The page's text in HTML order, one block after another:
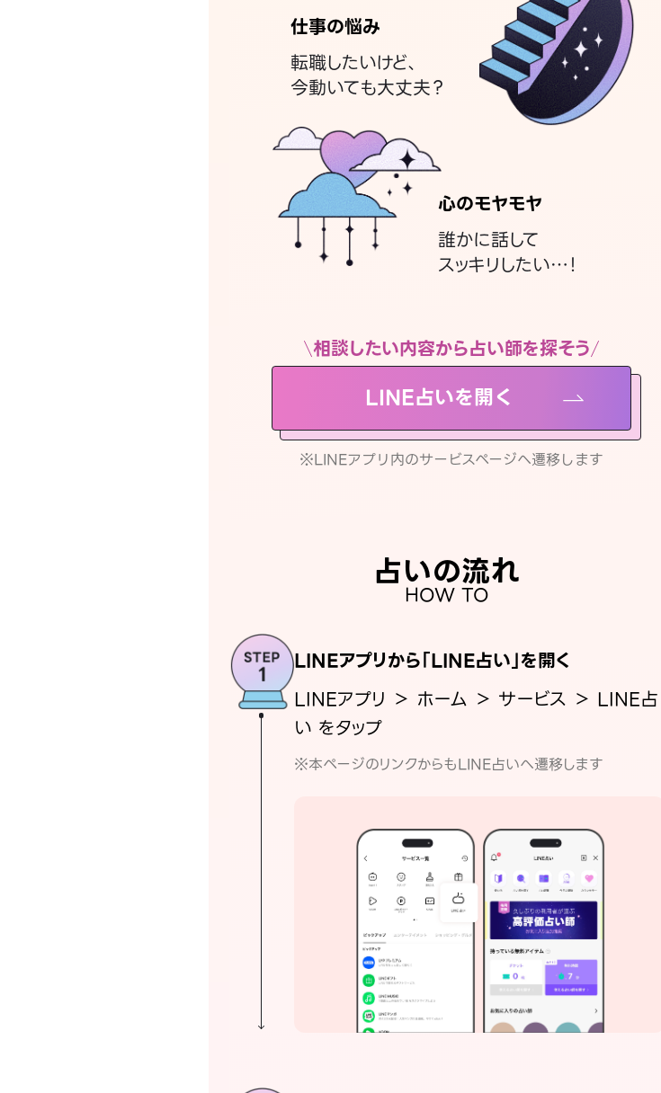
仕事の悩み
転職したいけど、
今動いても大丈夫？
心のモヤモヤ
誰かに話して
スッキリしたい…！
相談したい内容から占い師を探そう
LINE占いを開く
※LINEアプリ内のサービスページへ遷移します
占いの流れ
HOW TO
LINEアプリから「LINE占い」を開く
LINEアプリ ＞ ホーム ＞ サービス ＞ LINE占
い をタップ
※本ページのリンクからもLINE占いへ遷移します